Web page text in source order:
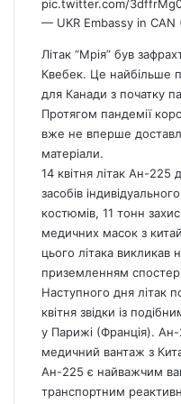
pic.twitter.com/
— UKR Embassy in CAN
Літак “Мрія” був
Квебек. Це найбільше
для Канади з початку
Протягом пандемії
вже не вперше
матеріали.
14 квітня літак Ан-
засобів
костюмів, 11 тонн
медичних масок з
цього літака викликав
приземленням
Наступного дня літак
квітня звідки із
у Парижі (Франція).
медичний вантаж з
Ан-225 є найважчим
транспортним